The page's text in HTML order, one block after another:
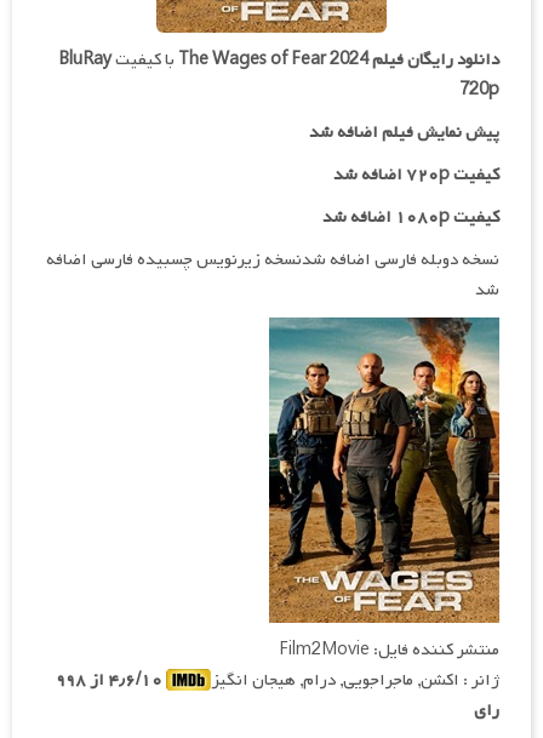
دانلود رایگان فیلمThe Wages of Fear 2024 با کیفیتBluRay
720p
پیش نمایش فیلم اضافه شد
کیفیت ۷۲۰p اضافه شد
کیفیت ۱۰۸۰p اضافه شد
نسخه دوبله فارسی اضافه شدنسخه زیرنویس چسبیده فارسی اضافه
شد
منتشر کننده فایل: Film2Movie
ژانر : اکشن, ماجراجویی, درام, هیجان انگیز
۴٫۶/۱۰ از ۹۹۸
رای